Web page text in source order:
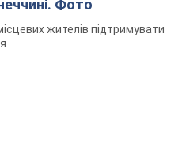
Фото
жителів підтримувати